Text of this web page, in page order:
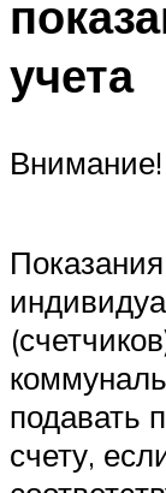
учета
Внимание!
подавать
счету,